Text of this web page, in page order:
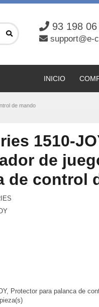
93 198
support@e-
INICIO
de mando
1510-
de
de control
Protector para palanca de